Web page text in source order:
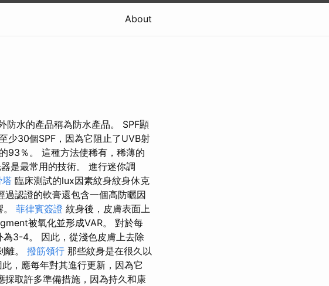
About
防水的產品稱為防水產品。 SPF顯
少30個SPF，因為它阻止了UVB射
93％。 這種方法使稀有，稀薄的
是最常用的技術。 進行迷你調
塔 臨床測試的lux因素紋身紋身休克
過認證的軟膏還包含一個高防曬因
菲律賓簽證 紋身後，皮膚表面上
被氧化並形成VAR。 對於每
為3-4。 因此，從淺色皮膚上去除
離。 撥筋領行 那些紋身是在很久以
，應每年對其進行更新，因為它
採取許多準備措施，因為持久和康